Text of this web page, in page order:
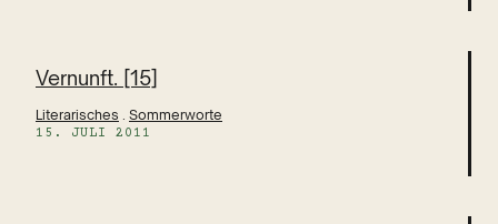
Vernunft. [15]
Literarisches Sommerworte
15. JULI 2011